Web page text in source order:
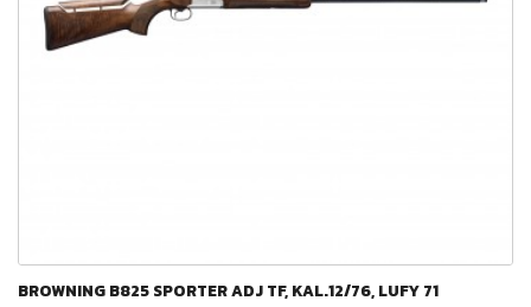
BROWNING B825 SPORTER ADJ TF, KAL.12/76, LUFY 71